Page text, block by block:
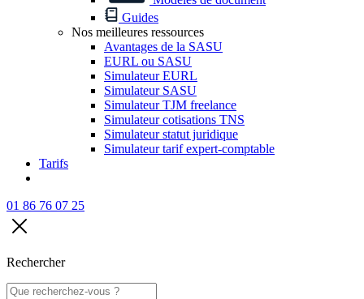
Guides
Nos meilleures ressources
Avantages de la SASU
EURL ou SASU
Simulateur EURL
Simulateur SASU
Simulateur TJM freelance
Simulateur cotisations TNS
Simulateur statut juridique
Simulateur tarif expert-comptable
Tarifs
01 86 76 07 25
Rechercher